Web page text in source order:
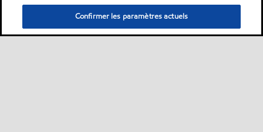
Confirmer les paramètres actuels